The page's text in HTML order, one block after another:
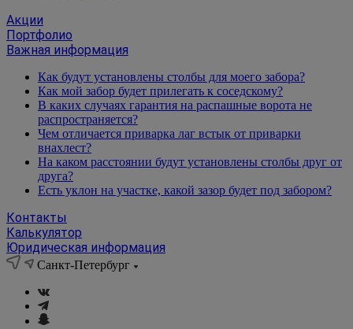
Акции
Портфолио
Важная информация
Как будут установлены столбы для моего забора?
Как мой забор будет прилегать к соседскому?
В каких случаях гарантия на распашные ворота не
распространяется?
Чем отличается приварка лаг встык от приварки
внахлест?
На каком расстоянии будут установлены столбы друг от
друга?
Есть уклон на участке, какой зазор будет под забором?
Контакты
Калькулятор
Юридическая информация
Санкт-Петербург